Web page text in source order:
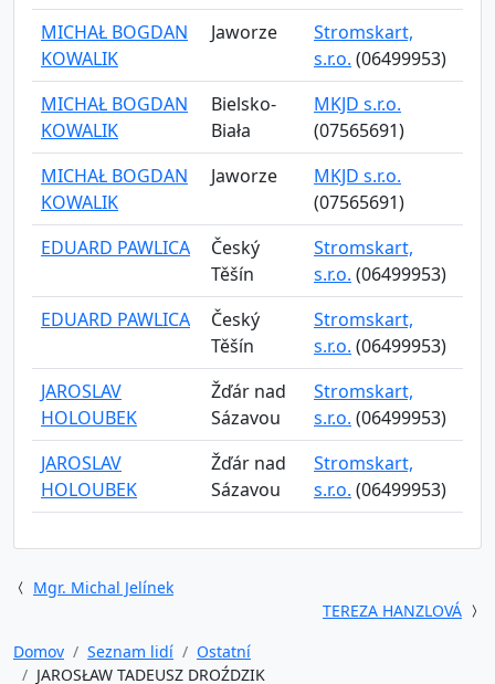
MICHAŁ BOGDAN
KOWALIK
Jaworze
Stromskart,
s.r.o. (06499953)
MICHAŁ BOGDAN
KOWALIK
Bielsko-
Biała
MKJD s.r.o.
(07565691)
MICHAŁ BOGDAN
KOWALIK
Jaworze
MKJD s.r.o.
(07565691)
EDUARD PAWLICA
Český
Těšín
Stromskart,
s.r.o. (06499953)
EDUARD PAWLICA
Český
Těšín
Stromskart,
s.r.o. (06499953)
JAROSLAV
HOLOUBEK
Žďár nad
Sázavou
Stromskart,
s.r.o. (06499953)
JAROSLAV
HOLOUBEK
Žďár nad
Sázavou
Stromskart,
s.r.o. (06499953)
Mgr. Michal Jelínek
TEREZA HANZLOVÁ
Domov
Seznam lidí
Ostatní
JAROSŁAW TADEUSZ DROŹDZIK